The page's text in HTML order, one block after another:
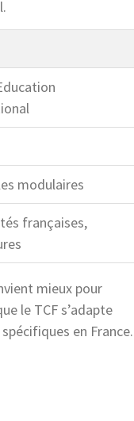
modulaires
françaises,
mieux pour
le TCF s’adapte
en France.